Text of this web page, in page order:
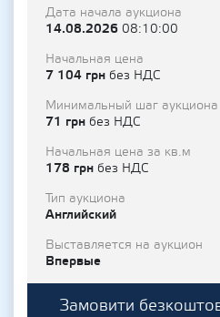
Дата начала аукциона
14.08.2026 08:10:00
Начальная цена
7 104 грн без НДС
Минимальный шаг аукциона
71 грн без НДС
Начальная цена за кв.м
178 грн без НДС
Тип аукциона
Английский
Выставляется на аукцион
Впервые
Замовити